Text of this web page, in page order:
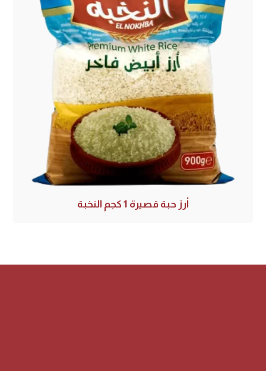
أرز حبة قصيرة 1 كجم النخبة